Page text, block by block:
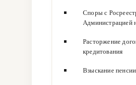
Споры с
Администрацией
Расторжение
кредитования
Взыскание